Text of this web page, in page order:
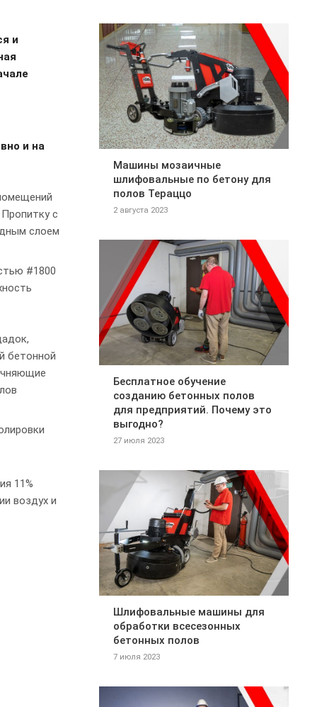
и
и на
с
слоем
#1800
бетонной
11%
воздух и
Машины мозаичные
шлифовальные по бетону для
полов Тераццо
2 августа 2023
Бесплатное обучение
созданию бетонных полов
для предприятий. Почему это
выгодно?
27 июля 2023
Шлифовальные машины для
обработки всесезонных
бетонных полов
7 июля 2023